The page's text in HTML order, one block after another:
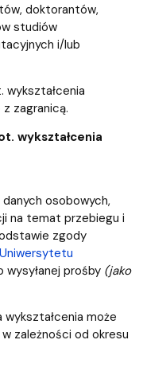
doktorantów,
studiów
i/lub
zagranicą.
wykształcenia
osobowych,
na temat przebiegu i
zgody
wysyłanej prośby (jako
może
zależności od okresu